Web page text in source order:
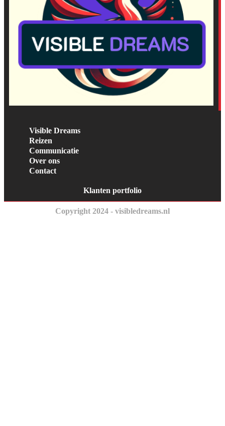
Visible Dreams
Reizen
Communicatie
Over ons
Contact
Klanten portfolio
Copyright 2024 - visibledreams.nl